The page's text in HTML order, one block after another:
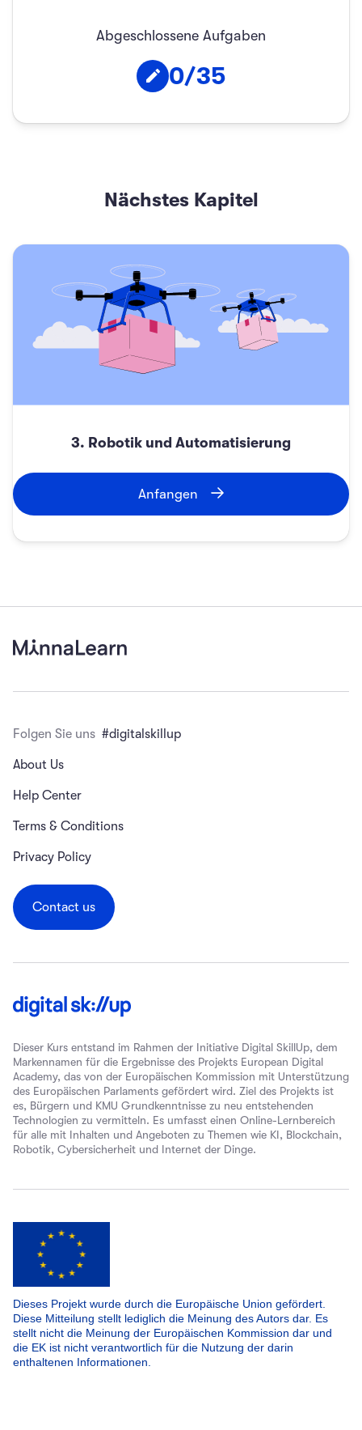
Abgeschlossene Aufgaben
0/35
Nächstes Kapitel
3. Robotik und Automatisierung
Anfangen
Folgen Sie uns #digitalskillup
About Us
Help Center
Terms & Conditions
Privacy Policy
Contact us
Dieser Kurs entstand im Rahmen der Initiative Digital SkillUp, dem
Markennamen für die Ergebnisse des Projekts European Digital
Academy, das von der Europäischen Kommission mit Unterstützung
des Europäischen Parlaments gefördert wird. Ziel des Projekts ist
es, Bürgern und KMU Grundkenntnisse zu neu entstehenden
Technologien zu vermitteln. Es umfasst einen Online-Lernbereich
für alle mit Inhalten und Angeboten zu Themen wie KI, Blockchain,
Robotik, Cybersicherheit und Internet der Dinge.
Dieses Projekt wurde durch die Europäische Union gefördert.
Diese Mitteilung stellt lediglich die Meinung des Autors dar. Es
stellt nicht die Meinung der Europäischen Kommission dar und
die EK ist nicht verantwortlich für die Nutzung der darin
enthaltenen Informationen.